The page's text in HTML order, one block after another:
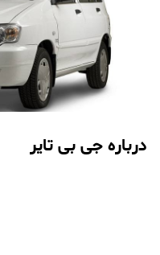
درباره جی بی تایر